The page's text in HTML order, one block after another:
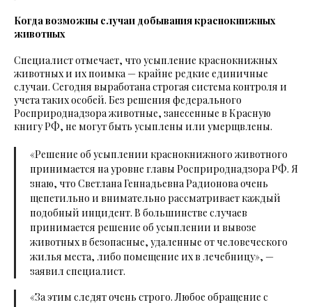
Когда возможны случаи добывания краснокнижных
животных
Специалист отмечает, что усыпление краснокнижных
животных и их поимка — крайне редкие единичные
случаи. Сегодня выработана строгая система контроля и
учета таких особей. Без решения федерального
Росприроднадзора животные, занесенные в Красную
книгу РФ, не могут быть усыплены или умерщвлены.
«Решение об усыплении краснокнижного животного
принимается на уровне главы Росприроднадзора РФ. Я
знаю, что Светлана Геннадьевна Радионова очень
щепетильно и внимательно рассматривает каждый
подобный инцидент. В большинстве случаев
принимается решение об усыплении и вывозе
животных в безопасные, удаленные от человеческого
жилья места, либо помещение их в лечебницу», —
заявил специалист.
«За этим следят очень строго. Любое обращение с